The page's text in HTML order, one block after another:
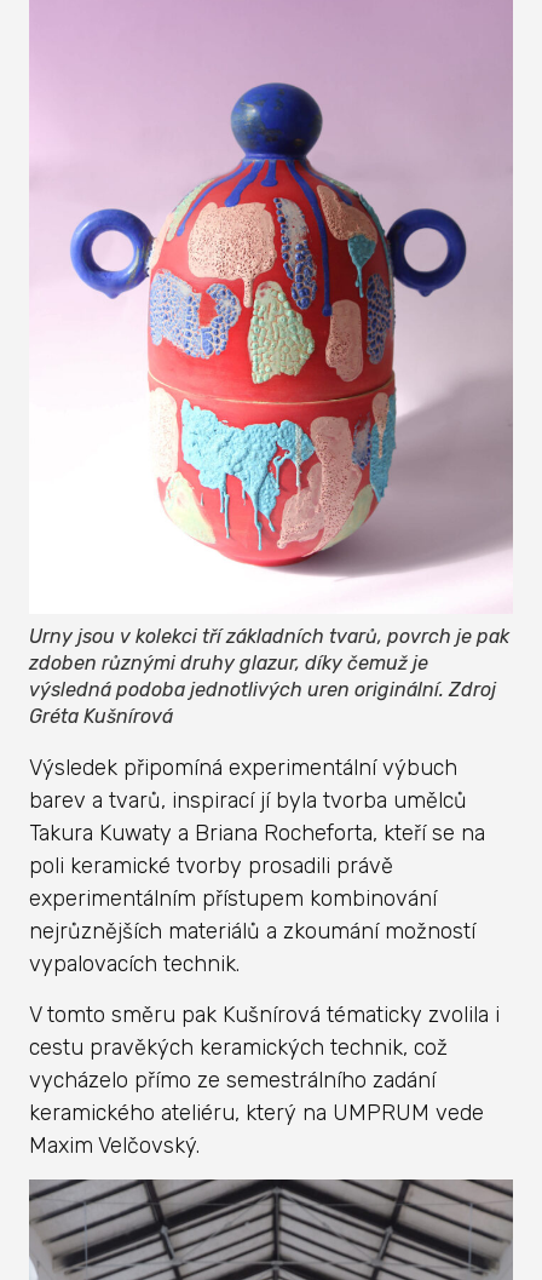
Urny jsou v kolekci tří základních tvarů, povrch je pak
zdoben různými druhy glazur, díky čemuž je
výsledná podoba jednotlivých uren originální. Zdroj
Gréta Kušnírová
Výsledek připomíná experimentální výbuch
barev a tvarů, inspirací jí byla tvorba umělců
Takura Kuwaty a Briana Rocheforta, kteří se na
poli keramické tvorby prosadili právě
experimentálním přístupem kombinování
nejrůznějších materiálů a zkoumání možností
vypalovacích technik.
V tomto směru pak Kušnírová tématicky zvolila i
cestu pravěkých keramických technik, což
vycházelo přímo ze semestrálního zadání
keramického ateliéru, který na UMPRUM vede
Maxim Velčovský.